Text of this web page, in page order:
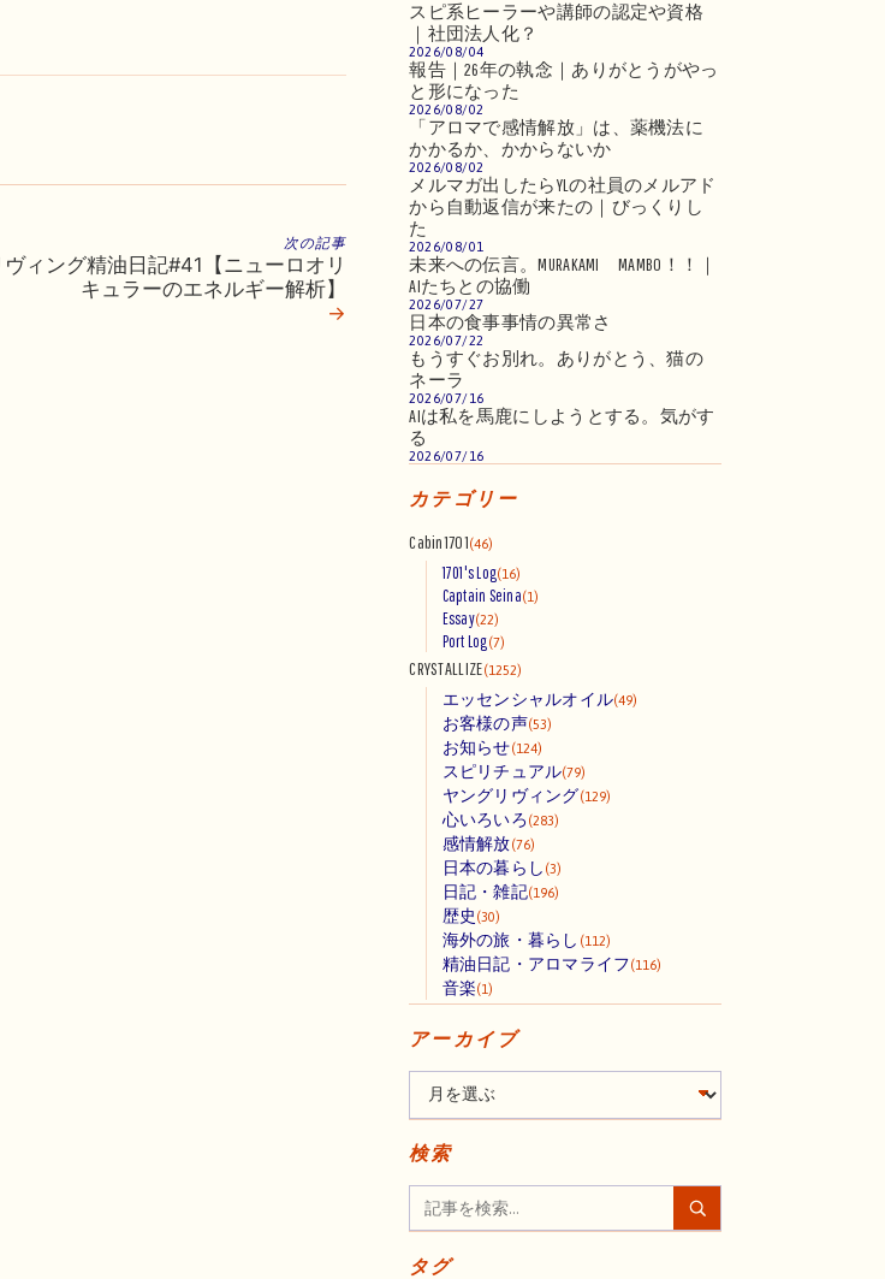
次の記事
ィング精油日記#41【ニューロオリ
キュラーのエネルギー解析】
→
スピ系ヒーラーや講師の認定や資格
｜社団法人化？
2026/08/04
報告｜26年の執念｜ありがとうがやっ
と形になった
2026/08/02
「アロマで感情解放」は、薬機法に
かかるか、かからないか
2026/08/02
メルマガ出したらYLの社員のメルアド
から自動返信が来たの｜びっくりし
た
2026/08/01
未来への伝言。MURAKAMI MAMBO！！｜
AIたちとの協働
2026/07/27
日本の食事事情の異常さ
2026/07/22
もうすぐお別れ。ありがとう、猫の
ネーラ
2026/07/16
AIは私を馬鹿にしようとする。気がす
る
2026/07/16
カテゴリー
Cabin1701(46)
1701's Log(16)
Captain Seina(1)
Essay(22)
Port Log(7)
CRYSTALLIZE(1252)
エッセンシャルオイル(49)
お客様の声(53)
お知らせ(124)
スピリチュアル(79)
ヤングリヴィング(129)
心いろいろ (283)
感情解放(76)
日本の暮らし (3)
日記・雑記(196)
歴史 (30)
海外の旅・暮らし (112)
精油日記・アロマライフ(116)
音楽(1)
アーカイブ
検索
タグ